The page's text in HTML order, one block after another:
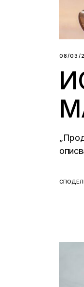
08/03/